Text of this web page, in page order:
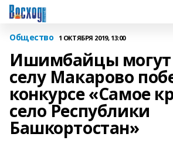
Общество 1 ОКТЯБРЯ 2019, 13:00
Ишимбайцы
селу Макарово
конкурсе «Самое
село Республики
Башкортостан»